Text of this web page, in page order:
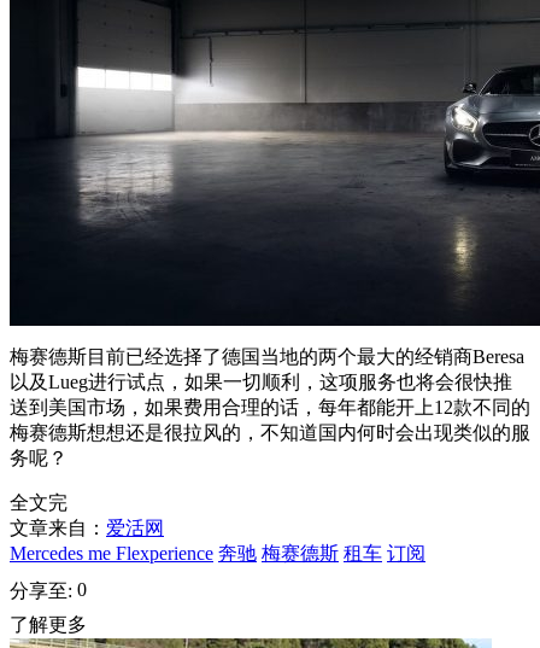
梅赛德斯目前已经选择了德国当地的两个最大的经销商Beresa
以及Lueg进行试点，如果一切顺利，这项服务也将会很快推
送到美国市场，如果费用合理的话，每年都能开上12款不同的
梅赛德斯想想还是很拉风的，不知道国内何时会出现类似的服
务呢？
全文完
文章来自： 爱活网
Mercedes me Flexperience 奔驰 梅赛德斯 租车 订阅
分享至: 0
了解更多